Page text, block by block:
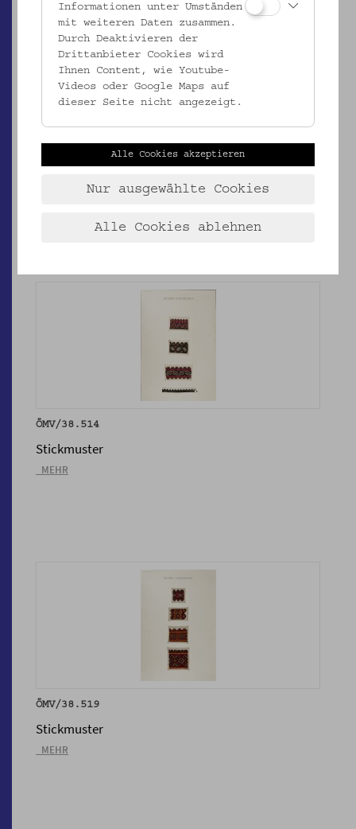
ÖMV/38.512
Stickmuster
ÖMV/38.514
Stickmuster
_MEHR
ÖMV/38.519
Stickmuster
_MEHR
Informationen unter Umständen
mit weiteren Daten zusammen.
Durch Deaktivieren der
Drittanbieter Cookies wird
Ihnen Content, wie Youtube-
Videos oder Google Maps auf
dieser Seite nicht angezeigt.
Alle Cookies akzeptieren
Nur ausgewählte Cookies
Alle Cookies ablehnen